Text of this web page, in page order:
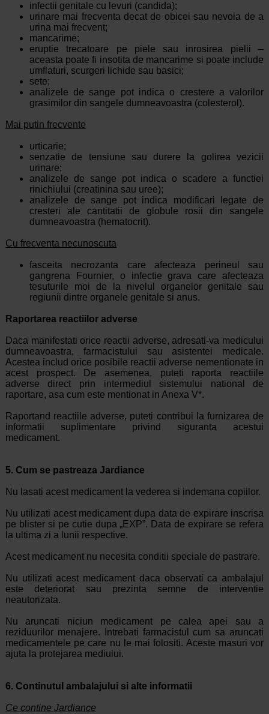
infectii genitale cu levuri (candida);
urinare mai frecventa decat de obicei sau nevoia de a
urina mai frecvent;
mancarime;
eruptie trecatoare pe piele sau inrosirea pielii –
aceasta poate fi insotita de mancarime si poate include
umflaturi, scurgeri lichide sau basici;
sete;
analizele de sange pot indica o crestere a valorilor
grasimilor din sangele dumneavoastra (colesterol).
Mai putin frecvente
urticarie;
senzatie de tensiune sau durere la golirea vezicii
urinare;
analizele de sange pot indica o scadere a functiei
rinichiului (creatinina sau uree);
analizele de sange pot indica modificari legate de
cresteri ale cantitatii de globule rosii din sangele
dumneavoastra (hematocrit).
Cu frecventa necunoscuta
fasceita necrozanta care afecteaza perineul sau
gangrena Fournier, o infectie grava care afecteaza
tesuturile moi de la nivelul organelor genitale sau
regiunii dintre organele genitale si anus.
Raportarea reactiilor adverse
Daca manifestati orice reactii adverse, adresati-va medicului
dumneavoastra, farmacistului sau asistentei medicale.
Acestea includ orice posibile reactii adverse nementionate in
acest prospect. De asemenea, puteti raporta reactiile
adverse direct prin intermediul sistemului national de
raportare, asa cum este mentionat in Anexa V*.
Raportand reactiile adverse, puteti contribui la furnizarea de
informatii suplimentare privind siguranta acestui
medicament.
5. Cum se pastreaza Jardiance
Nu lasati acest medicament la vederea si indemana copiilor.
Nu utilizati acest medicament dupa data de expirare inscrisa
pe blister si pe cutie dupa „EXP”. Data de expirare se refera
la ultima zi a lunii respective.
Acest medicament nu necesita conditii speciale de pastrare.
Nu utilizati acest medicament daca observati ca ambalajul
este deteriorat sau prezinta semne de interventie
neautorizata.
Nu aruncati niciun medicament pe calea apei sau a
reziduurilor menajere. Intrebati farmacistul cum sa aruncati
medicamentele pe care nu le mai folositi. Aceste masuri vor
ajuta la protejarea mediului.
6. Continutul ambalajului si alte informatii
Ce contine Jardiance